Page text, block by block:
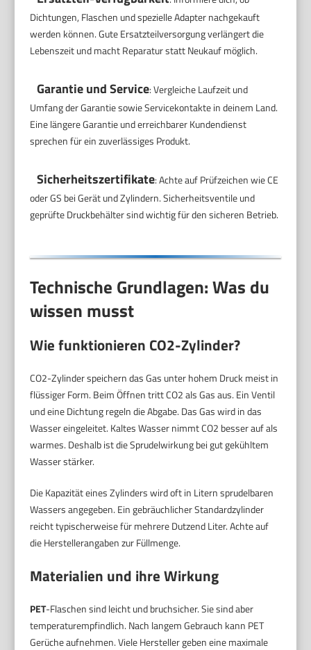
Dichtungen, Flaschen und spezielle Adapter nachgekauft
werden können. Gute Ersatzteilversorgung verlängert die
Lebenszeit und macht Reparatur statt Neukauf möglich.
Garantie und Service: Vergleiche Laufzeit und
Umfang der Garantie sowie Servicekontakte in deinem Land.
Eine längere Garantie und erreichbarer Kundendienst
sprechen für ein zuverlässiges Produkt.
Sicherheitszertifikate: Achte auf Prüfzeichen wie CE
oder GS bei Gerät und Zylindern. Sicherheitsventile und
geprüfte Druckbehälter sind wichtig für den sicheren Betrieb.
Technische Grundlagen: Was du
wissen musst
Wie funktionieren CO2-Zylinder?
CO2-Zylinder speichern das Gas unter hohem Druck meist in
flüssiger Form. Beim Öffnen tritt CO2 als Gas aus. Ein Ventil
und eine Dichtung regeln die Abgabe. Das Gas wird in das
Wasser eingeleitet. Kaltes Wasser nimmt CO2 besser auf als
warmes. Deshalb ist die Sprudelwirkung bei gut gekühltem
Wasser stärker.
Die Kapazität eines Zylinders wird oft in Litern sprudelbaren
Wassers angegeben. Ein gebräuchlicher Standardzylinder
reicht typischerweise für mehrere Dutzend Liter. Achte auf
die Herstellerangaben zur Füllmenge.
Materialien und ihre Wirkung
PET-Flaschen sind leicht und bruchsicher. Sie sind aber
temperaturempfindlich. Nach langem Gebrauch kann PET
Gerüche aufnehmen. Viele Hersteller geben eine maximale